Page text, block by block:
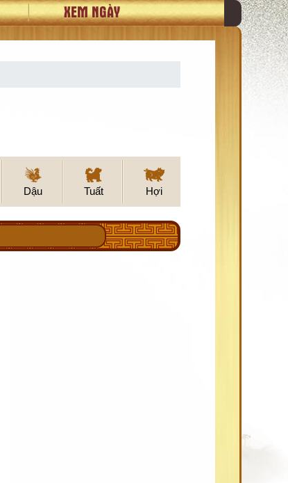
XEM NGÀY
Dậu Tuất Hợi